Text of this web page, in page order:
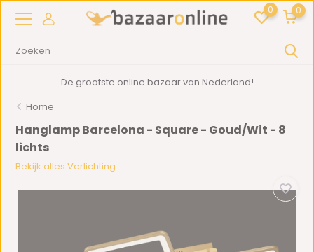
0 0
De grootste online bazaar van Nederland!
Home
Hanglamp Barcelona - Square - Goud/Wit - 8
lichts
Bekijk alles Verlichting